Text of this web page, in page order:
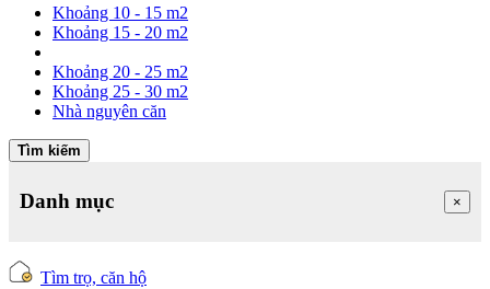
Khoảng 10 - 15 m2
Khoảng 15 - 20 m2
Khoảng 20 - 25 m2
Khoảng 25 - 30 m2
Nhà nguyên căn
Tìm kiếm
Danh mục ×
Tìm trọ, căn hộ